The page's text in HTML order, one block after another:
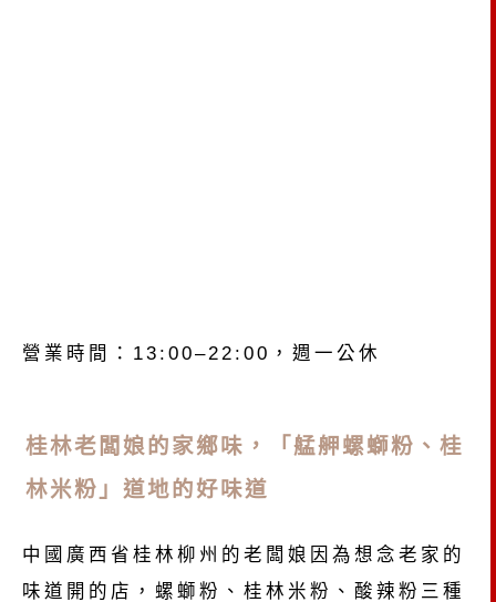
營業時間：13:00–22:00，週一公休
桂林老闆娘的家鄉味，「艋舺螺螄粉、桂
林米粉」道地的好味道
中國廣西省桂林柳州的老闆娘因為想念老家的
味道開的店，螺螄粉、桂林米粉、酸辣粉三種